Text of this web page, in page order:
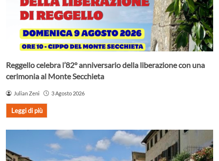
Reggello celebra l’82° anniversario della liberazione con una
cerimonia al Monte Secchieta
Julian Zeni 3 Agosto 2026
Leggi di più